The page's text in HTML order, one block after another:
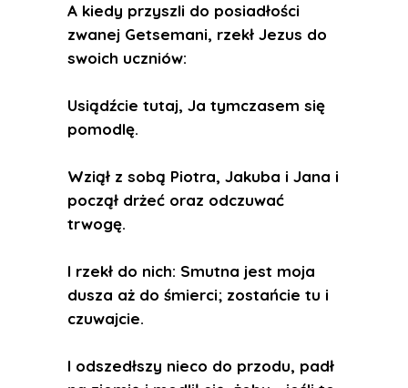
A kiedy przyszli do posiadłości
zwanej Getsemani, rzekł Jezus do
swoich uczniów:
Usiądźcie tutaj, Ja tymczasem się
pomodlę.
Wziął z sobą Piotra, Jakuba i Jana i
począł drżeć oraz odczuwać
trwogę.
I rzekł do nich: Smutna jest moja
dusza aż do śmierci; zostańcie tu i
czuwajcie.
I odszedłszy nieco do przodu, padł